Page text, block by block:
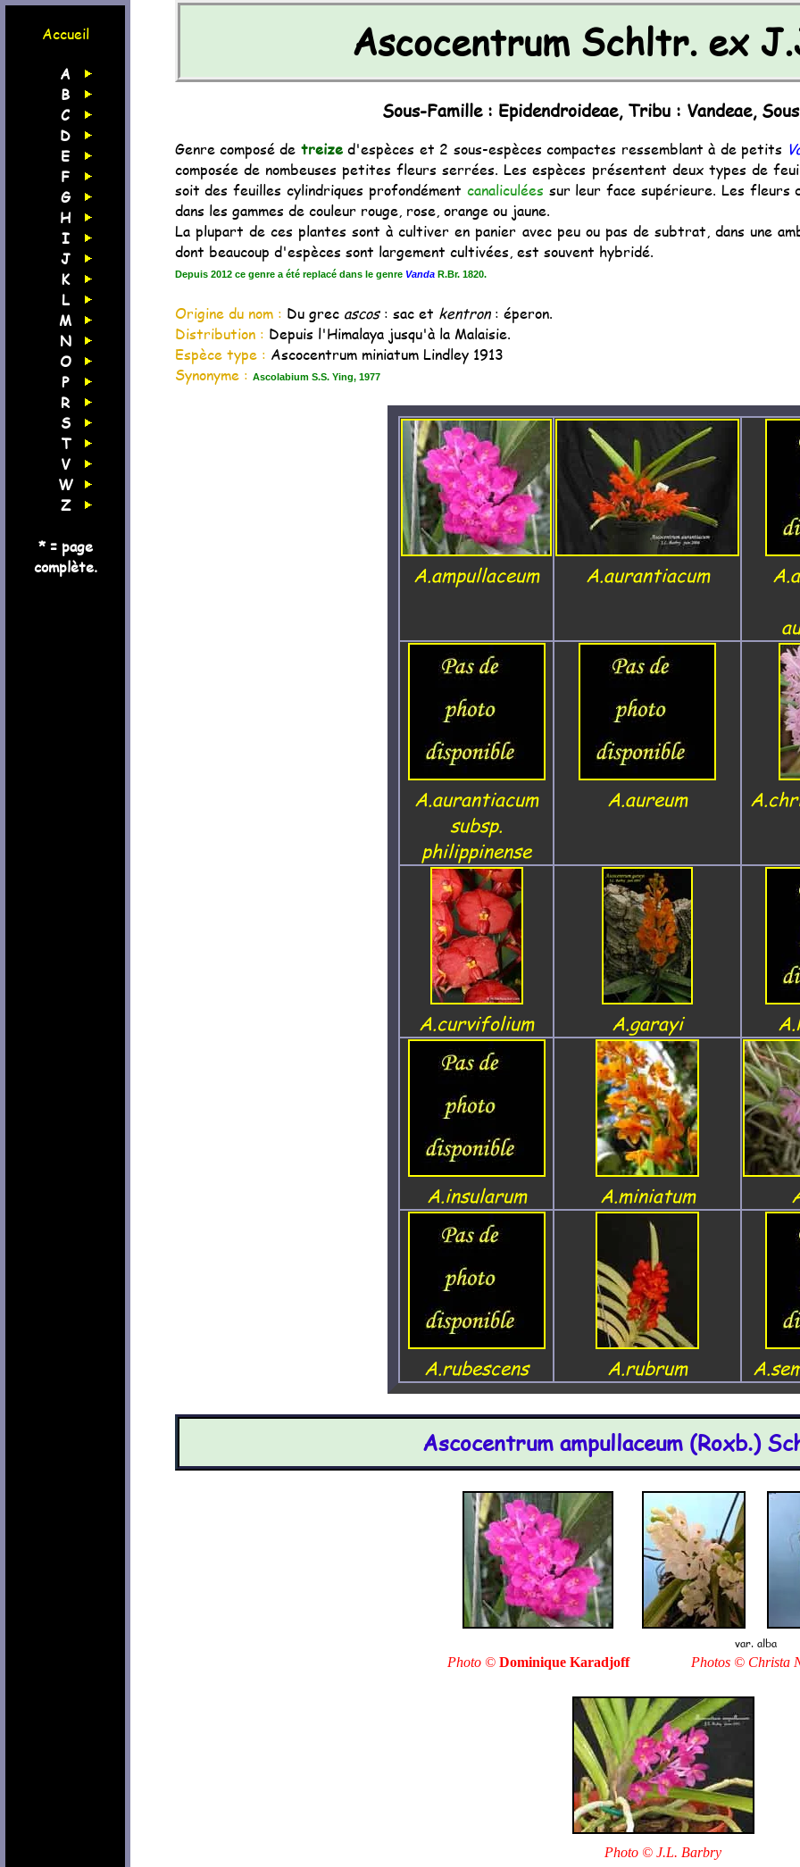
Accueil
A
B
C
D
E
F
G
H
I
J
K
L
M
N
O
P
R
S
T
V
W
Z
* = page
complète.
Ascocentrum Schltr. ex
Sous-Famille : Epidendroideae, Tribu : Vandeae,
Genre composé de treized'espèces et 2 sous-espèces compactes ressemblant à de petits
composée de nombeuses petites fleurs serrées. Les espèces présentent deux types de
soit des feuilles cylindriques profondément canaliculées sur leur face supérieure. Les fleurs
dans les gammes de couleur rouge, rose, orange ou jaune.
La plupart de ces plantes sont à cultiver en panier avec peu ou pas de subtrat, dans une
dont beaucoup d'espèces sont largement cultivées, est souvent hybridé.
Depuis 2012 ce genre a été replacé dans le genre VandaR.Br. 1820.
Origine du nom : Du grec ascos: sac et kentron: éperon.
Distribution : Depuis l'Himalaya jusqu'à la Malaisie.
Espèce type : Ascocentrum miniatum Lindley 1913
Synonyme : Ascolabium S.S. Ying, 1977
A.ampullaceum A.aurantiacum
A.aurantiacum
subsp.
philippinense
A.aureum
A.curvifolium A.garayi
A.insularum A.miniatum
A.rubescens A.rubrum
Ascocentrum ampullaceum (Roxb.)
var. alba
Photo © Dominique Karadjoff Photos © Christa
Photo © J.L. Barbry